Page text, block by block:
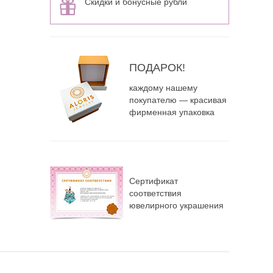
ПОДАРОК!
каждому нашему
покупателю — красивая
фирменная упаковка
Сертификат
соответствия
ювелирного украшения